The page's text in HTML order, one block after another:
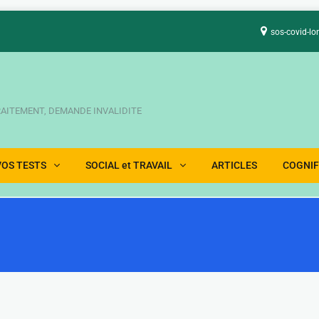
sos-covid-
DEMANDE INVALIDITE
TESTS SOCIAL et TRAVAIL ARTICLES